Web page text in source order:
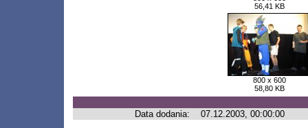
56,41 KB
800 x 600
58,80 KB
Data dodania: 07.12.2003, 00:00:00